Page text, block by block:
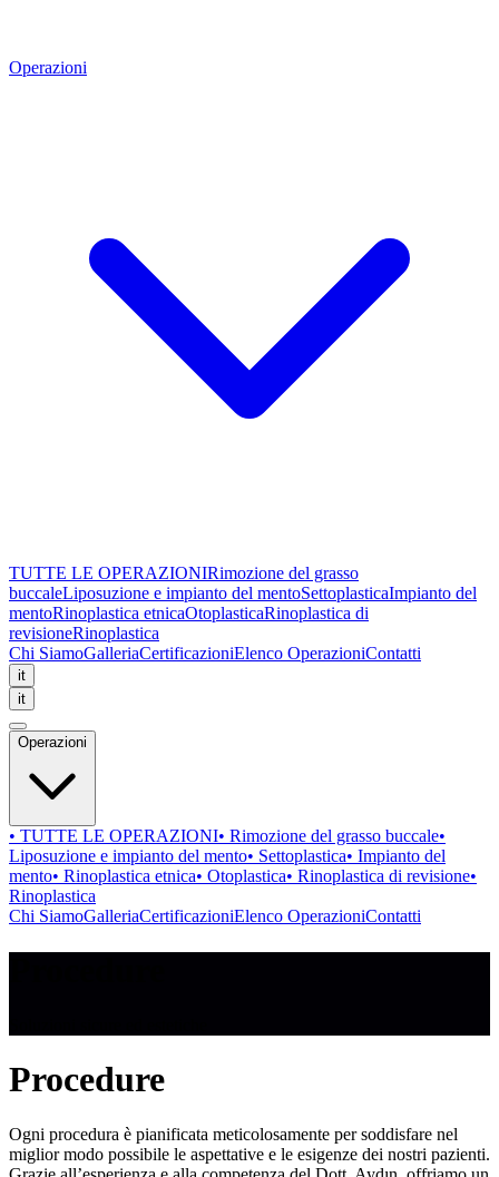
Operazioni
TUTTE LE OPERAZIONIRimozione del grasso
buccaleLiposuzione e impianto del mentoSettoplasticaImpianto del
mentoRinoplastica etnicaOtoplasticaRinoplastica di
revisioneRinoplastica
Chi SiamoGalleriaCertificazioniElenco OperazioniContatti
it
it
Operazioni
• TUTTE LE OPERAZIONI• Rimozione del grasso buccale•
Liposuzione e impianto del mento• Settoplastica• Impianto del
mento• Rinoplastica etnica• Otoplastica• Rinoplastica di revisione•
Rinoplastica
Chi SiamoGalleriaCertificazioniElenco OperazioniContatti
Procedure
Ogni procedura è pianificata meticolosamente per soddisfare nel
miglior modo possibile le aspettative e le esigenze dei nostri pazienti.